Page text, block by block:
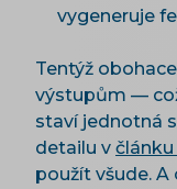
vygeneruje
Tentýž
výstupům —
staví jednotná
detailu v
použít všude.